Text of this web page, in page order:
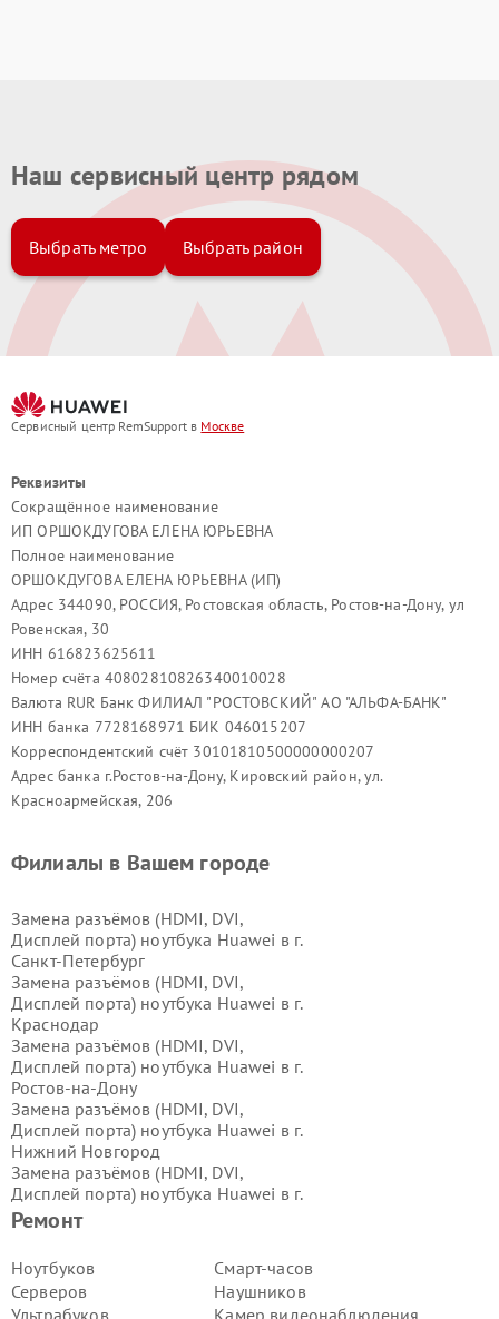
Наш сервисный центр рядом
Выбрать метро Выбрать район
Сервисный центр RemSupport в Москве
Реквизиты
Сокращённое наименование
ИП ОРШОКДУГОВА ЕЛЕНА ЮРЬЕВНА
Полное наименование
ОРШОКДУГОВА ЕЛЕНА ЮРЬЕВНА (ИП)
Адрес 344090, РОССИЯ, Ростовская область, Ростов-на-Дону, ул
Ровенская, 30
ИНН 616823625611
Номер счёта 40802810826340010028
Валюта RUR Банк ФИЛИАЛ "РОСТОВСКИЙ" АО "АЛЬФА-БАНК"
ИНН банка 7728168971 БИК 046015207
Корреспондентский счёт 30101810500000000207
Адрес банка г.Ростов-на-Дону, Кировский район, ул.
Красноармейская, 206
Ремонт
Ноутбуков
Серверов
Ультрабуков
Смарт-часов
Наушников
Камер видеонаблюдения
Филиалы в Вашем городе
Замена разъёмов (HDMI, DVI,
Дисплей порта) ноутбука Huawei в г.
Санкт-Петербург
Замена разъёмов (HDMI, DVI,
Дисплей порта) ноутбука Huawei в г.
Краснодар
Замена разъёмов (HDMI, DVI,
Дисплей порта) ноутбука Huawei в г.
Ростов-на-Дону
Замена разъёмов (HDMI, DVI,
Дисплей порта) ноутбука Huawei в г.
Нижний Новгород
Замена разъёмов (HDMI, DVI,
Дисплей порта) ноутбука Huawei в г.
Новосибирск
Замена разъёмов (HDMI, DVI,
Дисплей порта) ноутбука Huawei в г.
Екатеринбург
Замена разъёмов (HDMI, DVI,